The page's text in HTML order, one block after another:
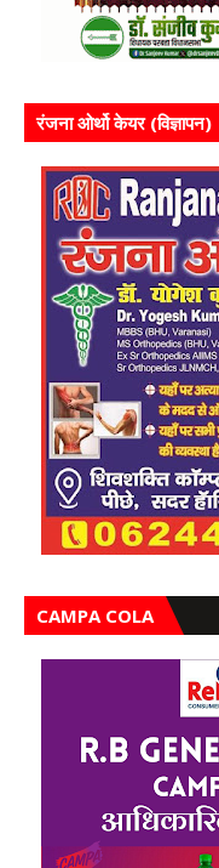
रंजना ओर्थो केयर (विज्ञापन)
CAMPA COLA